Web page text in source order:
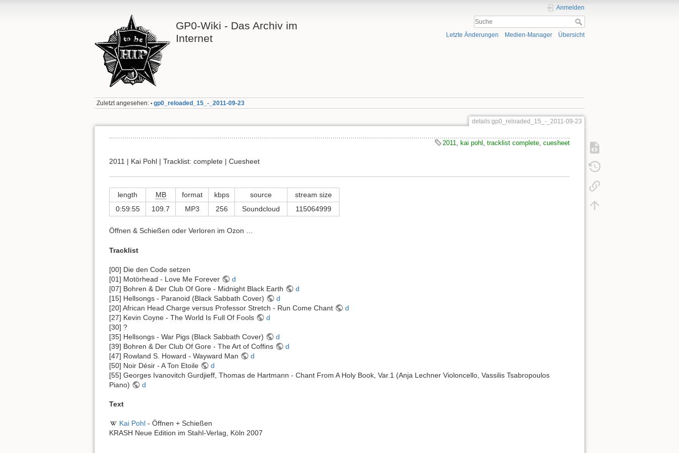
GP0-Wiki - Das Archiv im
Internet
Anmelden
Letzte Änderungen Medien-Manager Übersicht
Zuletzt angesehen: • gp0_reloaded_15_-_2011-09-23
details:gp0_reloaded_15_-_2011-09-23
2011 kai pohl tracklist complete cuesheet
2011 | Kai Pohl | Tracklist: complete | Cuesheet
length MB format kbps source
stream size
0:59:55
109.7 MP3 256 Soundcloud 115064999
Öffnen & Schießen oder Verloren im Ozon …
Tracklist
[00] Die den Code setzen
[01] Motörhead - Love Me Forever
d
[07] Bohren & Der Club Of Gore - Midnight Black Earth
d
[15] Hellsongs - Paranoid (Black Sabbath Cover)
d
[20] African Head Charge versus Professor Stretch - Run Come Chant
d
[27] Kevin Coyne - The World Is Full Of Fools
d
[30] ?
[35] Hellsongs - War Pigs (Black Sabbath Cover)
d
[39] Bohren & Der Club Of Gore - The Art of Coffins
d
[47] Rowland S. Howard - Wayward Man
d
[50] Noir Désir - A Ton Etoile
d
[55] Georges Ivanovitch Gurdjieff, Thomas de Hartmann - Chant From A Holy Book, Var.1 (Anja Lechner Violoncello, Vassilis Tsabropoulos
Piano)
d
Text
Kai Pohl- Öffnen + Schießen
KRASH Neue Edition im Stahl-Verlag, Köln 2007